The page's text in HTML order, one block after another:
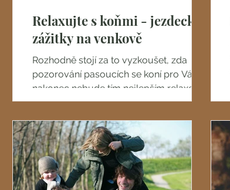
Relaxujte s koňmi - jezdecké
zážitky na venkově
Rozhodně stojí za to vyzkoušet, zda
pozorování pasoucích se koní pro Vás
nakonec nebude tím nejlepším relaxem
na světě.